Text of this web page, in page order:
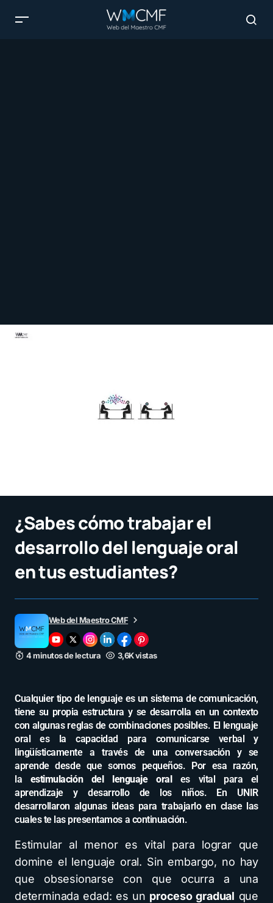
¿Sabes cómo trabajar el
desarrollo del lenguaje oral
en tus estudiantes?
Web del Maestro CMF
4 minutos de lectura 3,6K vistas
Cualquier tipo de lenguaje es un sistema de comunicación,
tiene su propia estructura y se desarrolla en un contexto
con algunas reglas de combinaciones posibles. El lenguaje
oral es la capacidad para comunicarse verbal y
lingüísticamente a través de una conversación y se
aprende desde que somos pequeños. Por esa razón,
la estimulación del lenguaje oral es vital para el
aprendizaje y desarrollo de los niños. En UNIR
desarrollaron algunas ideas para trabajarlo en clase las
cuales te las presentamos a continuación.
Estimular al menor es vital para lograr que
domine el lenguaje oral. Sin embargo, no hay
que obsesionarse con que ocurra a una
determinada edad: es un proceso gradual que